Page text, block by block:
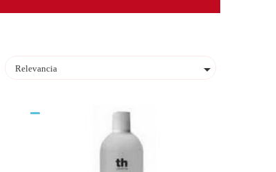
Relevancia 